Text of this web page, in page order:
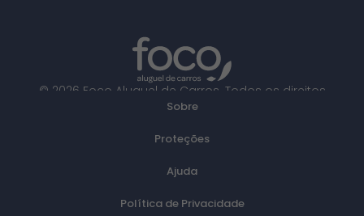
Sobre
Proteções
Ajuda
Política de Privacidade
© 2026 Foco Aluguel de Carros. Todos os direitos
reservados.